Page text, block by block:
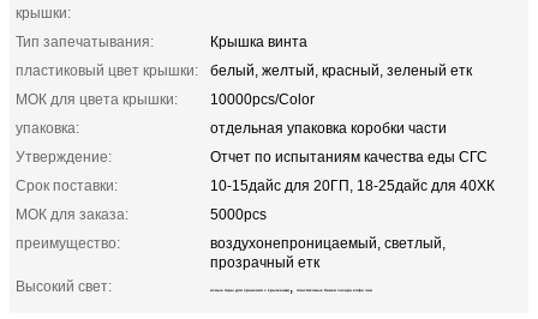
крышки:
Тип запечатывания:
Крышка винта
пластиковый цвет крышки:
белый, желтый, красный, зеленый етк
МОК для цвета крышки:
10000pcs/Color
упаковка:
отдельная упаковка коробки части
Утверждение:
Отчет по испытаниям качества еды СГС
Срок поставки:
10-15дайс для 20ГП, 18-25дайс для 40ХК
МОК для заказа:
5000pcs
преимущество:
воздухонепроницаемый, светлый,
прозрачный етк
Высокий свет:
ясные тары для хранения с крышками , пластиковые банки сахара кофе чая